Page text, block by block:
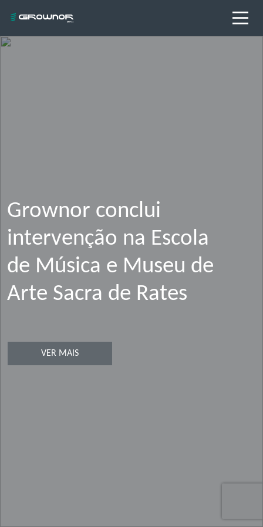
Grownor conclui
intervenção na Escola
de Música e Museu de
Arte Sacra de Rates
VER MAIS